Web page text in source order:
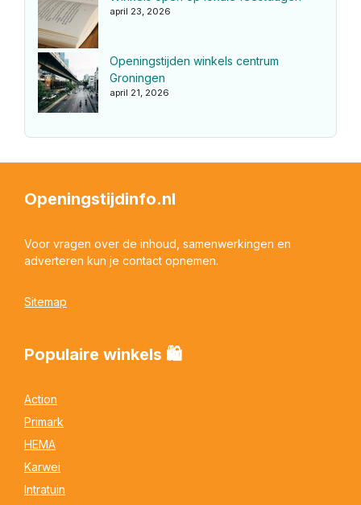
april 23, 2026
Openingstijden winkels centrum
Groningen
april 21, 2026
Openingstijdinfo.nl
Voor vragen over de inhoud, samenwerkingen en
adverteren kun je contact opnemen.
Sitemap
Populaire winkels 🛍
Action
Primark
HEMA
Karwei
Intratuin